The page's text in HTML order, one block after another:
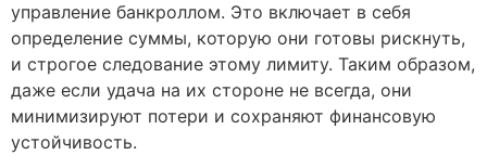
управление банкроллом. Это включает в себя
определение суммы, которую они готовы рискнуть,
и строгое следование этому лимиту. Таким образом,
даже если удача на их стороне не всегда, они
минимизируют потери и сохраняют финансовую
устойчивость.